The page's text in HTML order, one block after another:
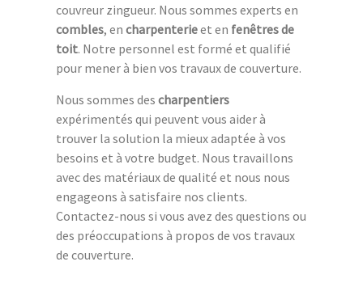
couvreur zingueur. Nous sommes experts en
combles, en charpenterieet en fenêtres de
toit. Notre personnel est formé et qualifié
pour mener à bien vos travaux de couverture.
Nous sommes des charpentiers
expérimentés qui peuvent vous aider à
trouver la solution la mieux adaptée à vos
besoins et à votre budget. Nous travaillons
avec des matériaux de qualité et nous nous
engageons à satisfaire nos clients.
Contactez-nous si vous avez des questions ou
des préoccupations à propos de vos travaux
de couverture.